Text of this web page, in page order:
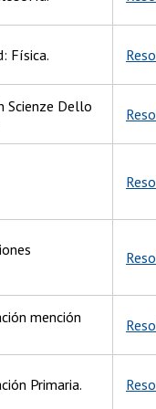
Física.
Scienze Dello
mención
Primaria.